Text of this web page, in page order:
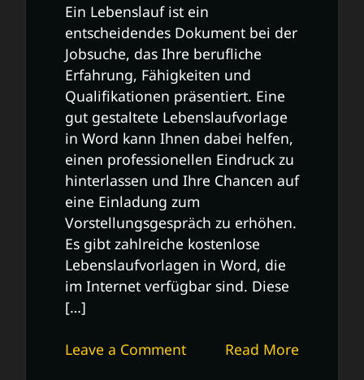
Ein Lebenslauf ist ein
entscheidendes Dokument bei der
Jobsuche, das Ihre berufliche
Erfahrung, Fähigkeiten und
Qualifikationen präsentiert. Eine
gut gestaltete Lebenslaufvorlage
in Word kann Ihnen dabei helfen,
einen professionellen Eindruck zu
hinterlassen und Ihre Chancen auf
eine Einladung zum
Vorstellungsgespräch zu erhöhen.
Es gibt zahlreiche kostenlose
Lebenslaufvorlagen in Word, die
im Internet verfügbar sind. Diese
[…]
Read More
Leave a Commenton